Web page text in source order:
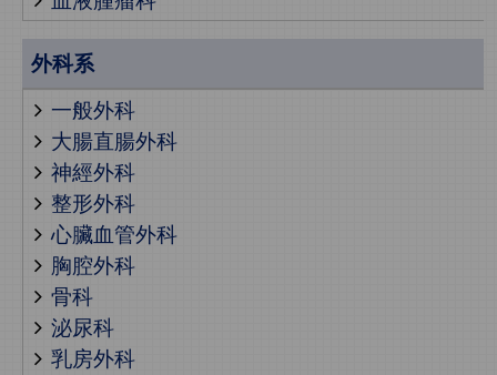
外科系
一般外科
大腸直腸外科
神經外科
整形外科
心臟血管外科
胸腔外科
骨科
泌尿科
乳房外科